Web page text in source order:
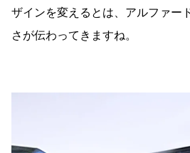
ザインを変えるとは、アルファー
さが伝わってきますね。